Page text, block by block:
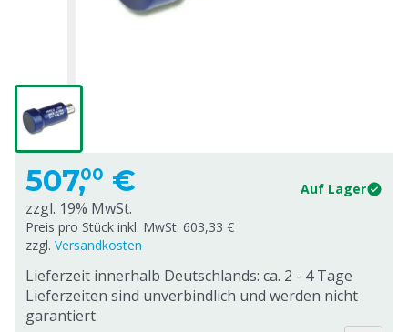
507,00 € Auf Lager
zzgl. 19% MwSt.
Preis pro Stück inkl. MwSt. 603,33 €
zzgl. Versandkosten
Lieferzeit innerhalb Deutschlands: ca. 2 - 4 Tage
Lieferzeiten sind unverbindlich und werden nicht
garantiert